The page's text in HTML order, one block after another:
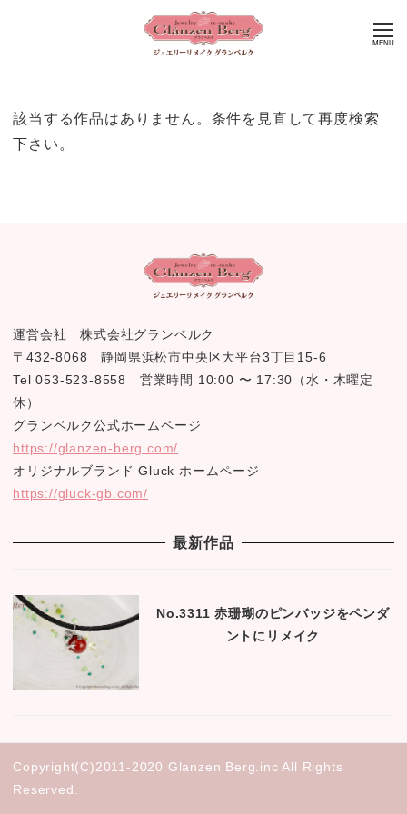
MENU
該当する作品はありません。条件を見直して再度検索
下さい。
運営会社 株式会社グランベルク
〒432-8068 静岡県浜松市中央区大平台3丁目15-6
Tel 053-523-8558 営業時間 10:00 〜 17:30（水・木曜定
休）
グランベルク公式ホームページ
https://glanzen-berg.com/
オリジナルブランド Gluck ホームページ
https://gluck-gb.com/
最新作品
No.3311 赤珊瑚のピンバッジをペンダ
ントにリメイク
Copyright(C)2011-2020 Glanzen Berg.inc All Rights
Reserved.